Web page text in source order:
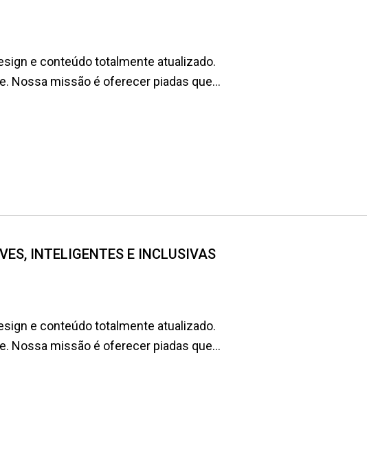
e conteúdo totalmente atualizado.
Nossa missão é oferecer piadas que...
INTELIGENTES E INCLUSIVAS
e conteúdo totalmente atualizado.
Nossa missão é oferecer piadas que...